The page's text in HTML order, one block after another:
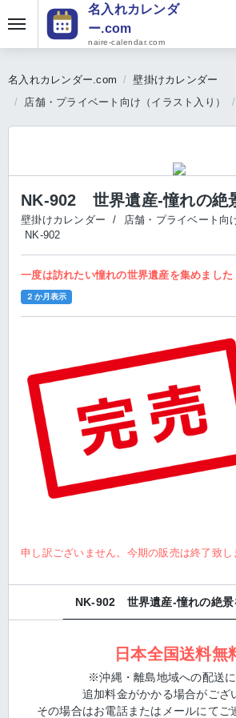
名入れカレンダ
ー.com
naire-calendar.com
名入れカレンダー.com
壁掛けカレンダー
店舗・プライベート向け（イラスト入り）
NK-902 世界遺産‐憧れの絶
壁掛けカレンダー / 店舗・プライベート向
NK-902
一度は訪れたい憧れの世界遺産を集めました
２か月表示
申し訳ございません。今期の販売は終了致し
NK-902 世界遺産‐憧れの絶景
日本全国送料無
※沖縄・離島地域への配送
追加料金がかかる場合がござ
その場合はお電話またはメールにてご